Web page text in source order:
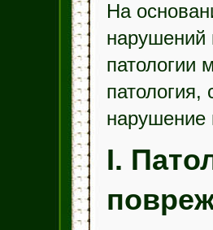
На
нарушений
патологии
патология,
нарушение
I.